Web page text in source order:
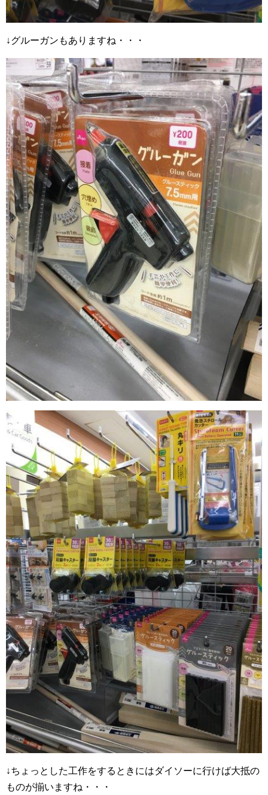
↓グルーガンもありますね・・・
↓ちょっとした工作をするときにはダイソーに行けば大抵の
ものが揃いますね・・・